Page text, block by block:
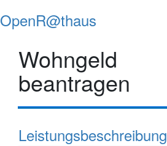
OpenR@thaus
Wohngeld
beantragen
Leistungsbeschreibung